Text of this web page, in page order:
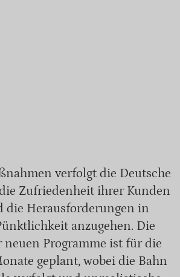
verfolgt die Deutsche
Zufriedenheit ihrer Kunden
die Herausforderungen in
anzugehen. Die
neuen Programme ist für die
geplant, wobei die Bahn